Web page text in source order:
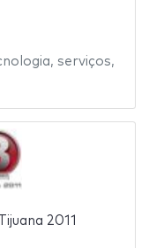
, serviços,
2011